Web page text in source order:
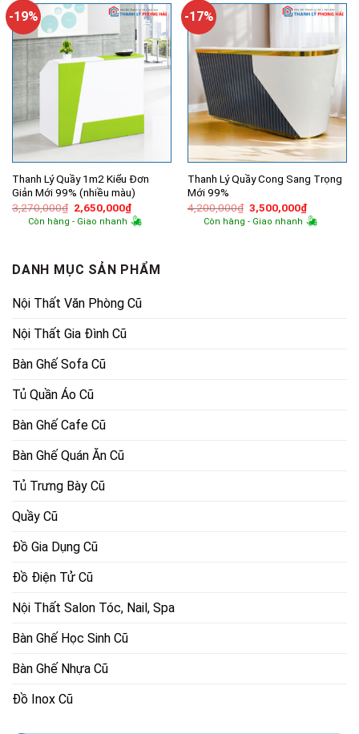
4,100,000₫.
-19%
Thanh Lý Quầy 1m2 Kiểu Đơn
Giản Mới 99% (nhiều màu)
3,270,000₫ Giá
gốc
là:
2,650,000₫Giá
hiện
tại
Còn hàng - Giao nhanh
-17%
Thanh Lý Quầy Cong Sang Trọng
Mới 99%
4,200,000₫ Giá
gốc
là:
3,500,000₫Giá
hiện
tại
Còn hàng - Giao nhanh
DANH MỤC SẢN PHẨM
Nội Thất Văn Phòng Cũ
Nội Thất Gia Đình Cũ
Bàn Ghế Sofa Cũ
Tủ Quần Áo Cũ
Bàn Ghế Cafe Cũ
Bàn Ghế Quán Ăn Cũ
Tủ Trưng Bày Cũ
Quầy Cũ
Đồ Gia Dụng Cũ
Đồ Điện Tử Cũ
Nội Thất Salon Tóc, Nail, Spa
Bàn Ghế Học Sinh Cũ
Bàn Ghế Nhựa Cũ
Đồ Inox Cũ